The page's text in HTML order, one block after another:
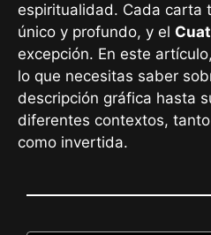
espiritualidad. Cada carta
único y profundo, y el
excepción. En este
lo que necesitas saber
descripción gráfica hasta
diferentes contextos,
como invertida.